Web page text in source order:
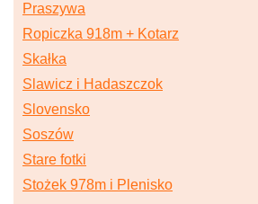
Praszywa
Ropiczka 918m + Kotarz
Skałka
Slawicz i Hadaszczok
Slovensko
Soszów
Stare fotki
Stożek 978m i Plenisko